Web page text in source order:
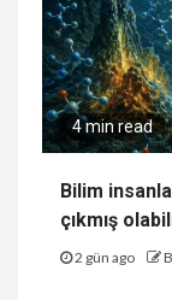
4 min read
Bilim
çıkmış
2 gün ago